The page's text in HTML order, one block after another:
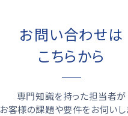
お問い合わせは
こちらから
専門知識を持った担当者が
お客様の課題や要件をお伺いし